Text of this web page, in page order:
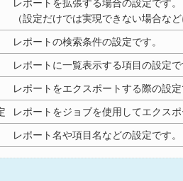
レポートを拡張する場合の設定です。
（設定だけでは実現できない場合な
レポートの検索条件の設定です。
レポートに一覧表示する項目の設定
レポートをエクスポートする際の設
レポートをジョブを使用してエクス
レポート名や項目名などの設定です。